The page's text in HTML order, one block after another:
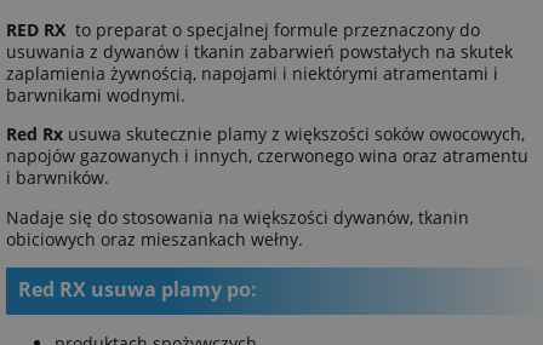
RED RX to preparat o specjalnej formule przeznaczony do
usuwania z dywanów i tkanin zabarwień powstałych na skutek
zaplamienia żywnością, napojami i niektórymi atramentami i
barwnikami wodnymi.
Red Rx usuwa skutecznie plamy z większości soków owocowych,
napojów gazowanych i innych, czerwonego wina oraz atramentu
i barwników.
Nadaje się do stosowania na większości dywanów, tkanin
obiciowych oraz mieszankach wełny.
Red RX usuwa plamy po: